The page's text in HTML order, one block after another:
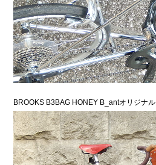
BROOKS B3BAG HONEY B_antオリジナル